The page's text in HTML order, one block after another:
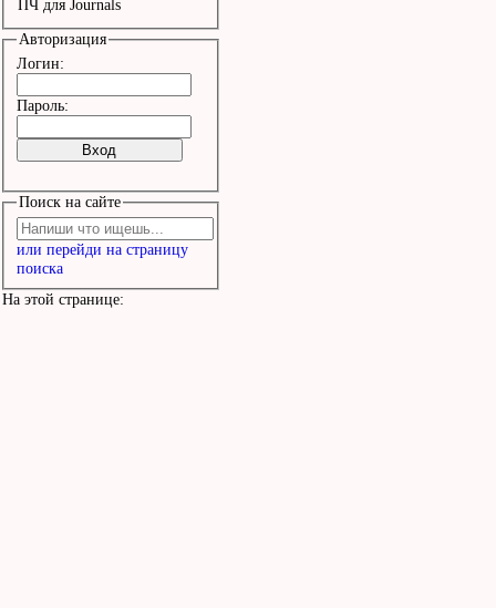
ПЧ для Journals
Авторизация
Логин:
Пароль:
Поиск на сайте
или перейди на страницу
поиска
На этой странице: